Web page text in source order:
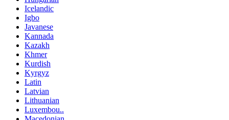
Icelandic
Igbo
Javanese
Kannada
Kazakh
Khmer
Kurdish
Kyrgyz
Latin
Latvian
Lithuanian
Luxembou..